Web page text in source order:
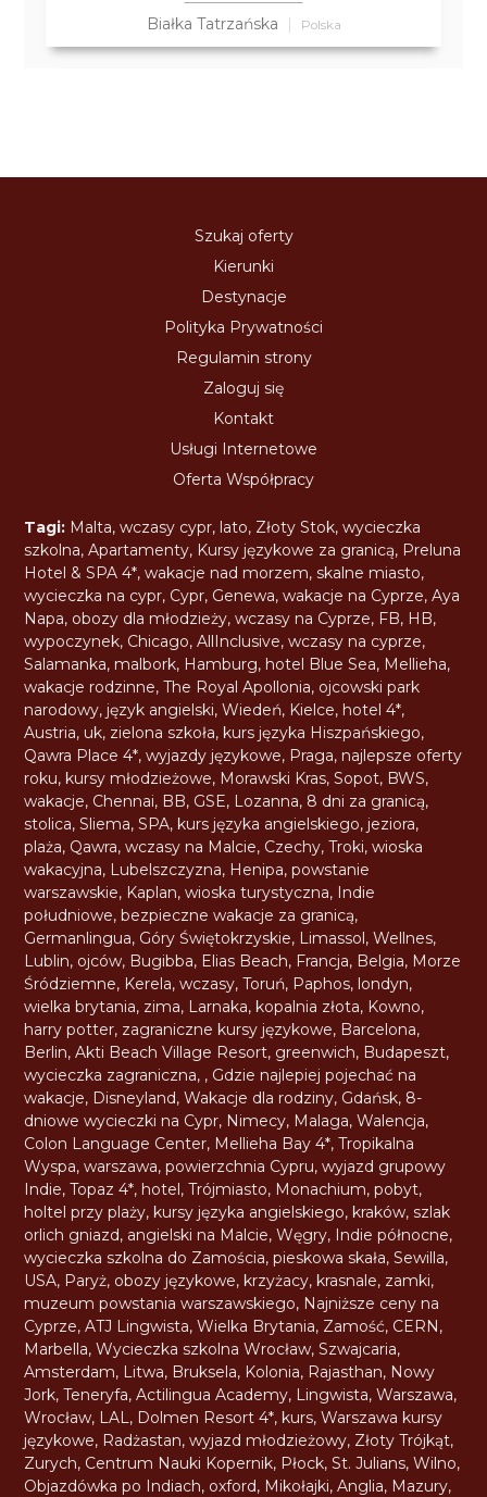
Białka Tatrzańska Polska
Szukaj oferty
Kierunki
Destynacje
Polityka Prywatności
Regulamin strony
Zaloguj się
Kontakt
Usługi Internetowe
Oferta Współpracy
Tagi: Malta,wczasy cypr, lato, Złoty Stok,wycieczka
szkolna,Apartamenty, Kursy językowe za granicą, Preluna
Hotel & SPA 4*,wakacje nad morzem,skalne miasto,
wycieczka na cypr, Cypr, Genewa,wakacje na Cyprze,Aya
Napa, obozy dla młodzieży,wczasy na Cyprze, FB, HB,
wypoczynek, Chicago,AllInclusive,wczasy na cyprze,
Salamanka, malbork, Hamburg, hotel Blue Sea, Mellieha,
wakacje rodzinne,The Royal Apollonia, ojcowski park
narodowy, język angielski,Wiedeń, Kielce, hotel 4*,
Austria, uk, zielona szkoła, kurs języka Hiszpańskiego,
Qawra Place 4*,wyjazdy językowe, Praga, najlepsze oferty
roku, kursy młodzieżowe, Morawski Kras,Sopot, BWS,
wakacje, Chennai, BB, GSE, Lozanna, 8 dni za granicą,
stolica,Sliema,SPA, kurs języka angielskiego, jeziora,
plaża, Qawra,wczasy na Malcie, Czechy,Troki,wioska
wakacyjna, Lubelszczyzna, Henipa,powstanie
warszawskie, Kaplan,wioska turystyczna, Indie
południowe,bezpieczne wakacje za granicą,
Germanlingua, Góry Świętokrzyskie, Limassol,Wellnes,
Lublin, ojców, Bugibba, Elias Beach, Francja, Belgia, Morze
Śródziemne, Kerela,wczasy,Toruń, Paphos, londyn,
wielka brytania, zima, Larnaka, kopalnia złota, Kowno,
harry potter, zagraniczne kursy językowe, Barcelona,
Berlin,Akti Beach Village Resort, greenwich, Budapeszt,
wycieczka zagraniczna, , Gdzie najlepiej pojechać na
wakacje, Disneyland,Wakacje dla rodziny, Gdańsk, 8-
dniowe wycieczki na Cypr, Nimecy, Malaga,Walencja,
Colon Language Center, Mellieha Bay 4*,Tropikalna
Wyspa,warszawa,powierzchnia Cypru,wyjazd grupowy
Indie,Topaz 4*, hotel,Trójmiasto, Monachium,pobyt,
holtel przy plaży, kursy języka angielskiego, kraków,szlak
orlich gniazd, angielski na Malcie,Węgry, Indie północne,
wycieczka szkolna do Zamościa,pieskowa skała,Sewilla,
USA, Paryż, obozy językowe, krzyżacy, krasnale, zamki,
muzeum powstania warszawskiego, Najniższe ceny na
Cyprze,ATJ Lingwista,Wielka Brytania, Zamość, CERN,
Marbella,Wycieczka szkolna Wrocław,Szwajcaria,
Amsterdam, Litwa, Bruksela, Kolonia, Rajasthan, Nowy
Jork,Teneryfa,Actilingua Academy, Lingwista,Warszawa,
Wrocław, LAL, Dolmen Resort 4*, kurs,Warszawa kursy
językowe, Radżastan,wyjazd młodzieżowy, Złoty Trójkąt,
Zurych, Centrum Nauki Kopernik, Płock,St. Julians,Wilno,
Objazdówka po Indiach, oxford, Mikołajki,Anglia, Mazury,